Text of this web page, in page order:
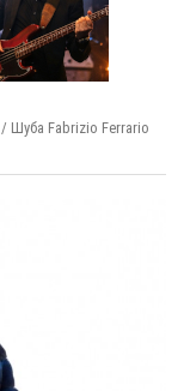
/ Шуба Fabrizio Ferrario